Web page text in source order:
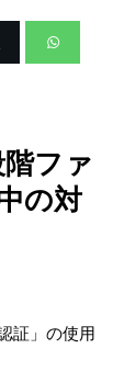
ファ
の対
証」の使用